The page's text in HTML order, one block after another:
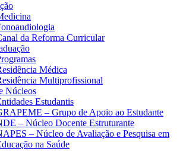
da Reforma Curricular
Médica
Multiprofissional
Núcleos
Estudantis
– Grupo de Apoio ao Estudante
– Núcleo Docente Estruturante
– Núcleo de Avaliação e Pesquisa em
na Saúde